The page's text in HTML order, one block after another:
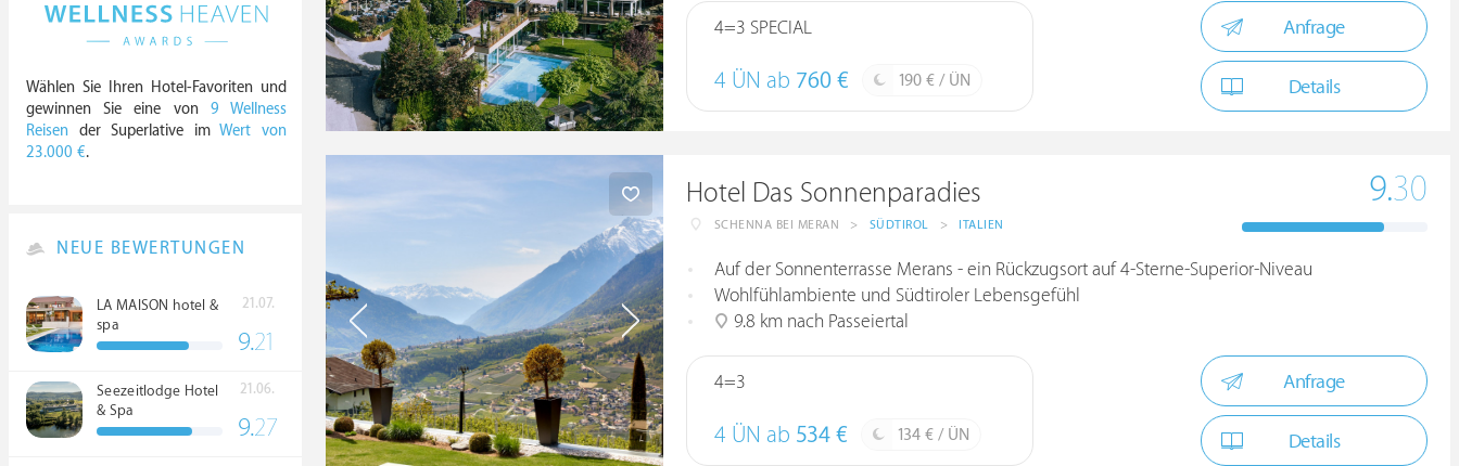
4=3 SPECIAL
4 ÜN ab 760 € 190 € / ÜN
Anfrage
Details
Hotel Das Sonnenparadies
SCHENNA BEI MERAN > SÜDTIROL > ITALIEN
9.30
Auf der Sonnenterrasse Merans - ein Rückzugsort auf 4-Sterne-Superior-Niveau
Wohlfühlambiente und Südtiroler Lebensgefühl
9.8 km nach Passeiertal
4=3
4 ÜN ab 534 € 134 € / ÜN
Anfrage
Details
Wählen Sie Ihren Hotel-Favoriten und
gewinnen Sie eine von 9 Wellness
Reisen der Superlative imWert von
23.000 €.
NEUE BEWERTUNGEN
LA MAISON hotel &
spa
21.07.
9.21
Seezeitlodge Hotel
& Spa
21.06.
9.27